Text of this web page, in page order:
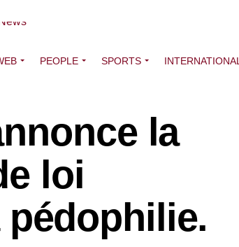
PEOPLE SPORTS INTERNATIONAL
la
loi